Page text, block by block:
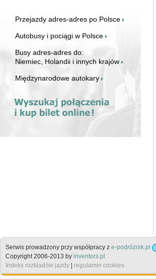
Przejazdy adres-adres po Polsce
Autobusy i pociągi w Polsce
Busy adres-adres do:
Niemiec, Holandii i innych krajów
Międzynarodowe autokary
Serwis prowadzony przy współpracy z e-podróżnik.pl
Copyright 2006-2013 by inventors.pl
Indeks rozkładów jazdy | regulamin cookies